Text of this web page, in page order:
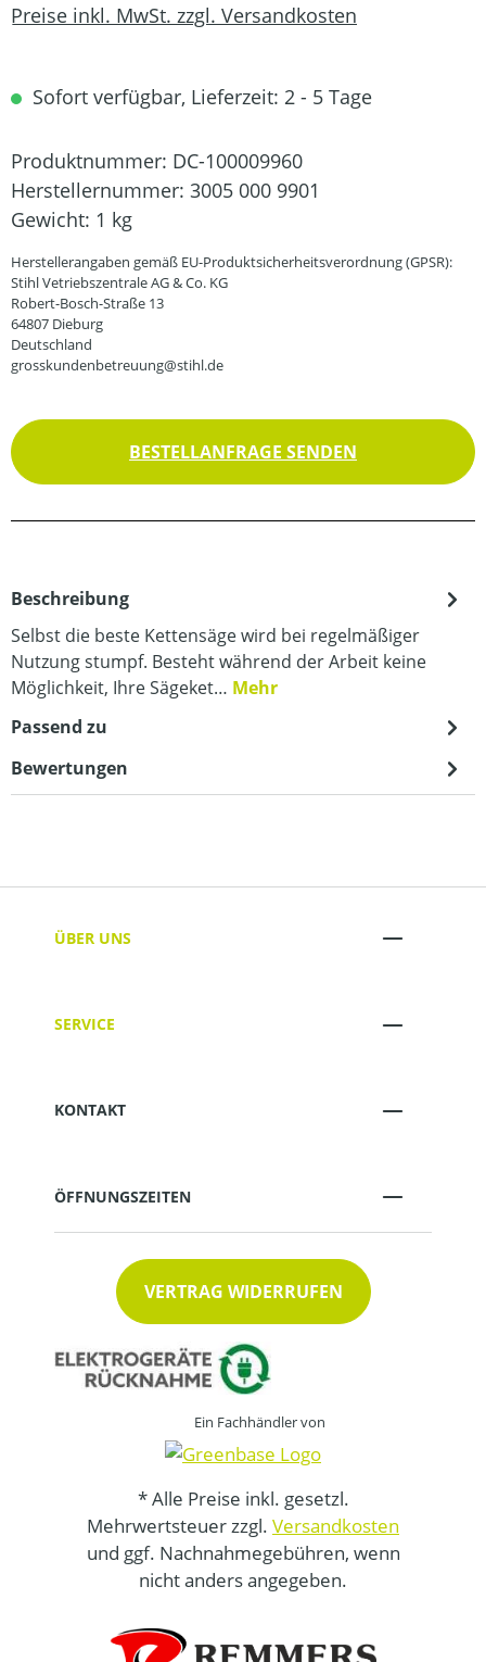
Preise inkl. MwSt. zzgl. Versandkosten
Sofort verfügbar, Lieferzeit: 2 - 5 Tage
Produktnummer: DC-100009960
Herstellernummer: 3005 000 9901
Gewicht: 1 kg
Herstellerangaben gemäß EU-Produktsicherheitsverordnung (GPSR):
Stihl Vetriebszentrale AG & Co. KG
Robert-Bosch-Straße 13
64807 Dieburg
Deutschland
grosskundenbetreuung@stihl.de
BESTELLANFRAGE SENDEN
Beschreibung
Selbst die beste Kettensäge wird bei regelmäßiger
Nutzung stumpf. Besteht während der Arbeit keine
Möglichkeit, Ihre Sägeket… Mehr
Passend zu
Bewertungen
ÜBER UNS
SERVICE
KONTAKT
ÖFFNUNGSZEITEN
VERTRAG WIDERRUFEN
Ein Fachhändler von
* Alle Preise inkl. gesetzl.
Mehrwertsteuer zzgl. Versandkosten
und ggf. Nachnahmegebühren, wenn
nicht anders angegeben.